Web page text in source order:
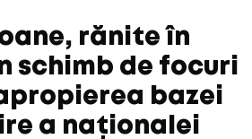
rănite în
schimb de focuri
bazei
a naționalei